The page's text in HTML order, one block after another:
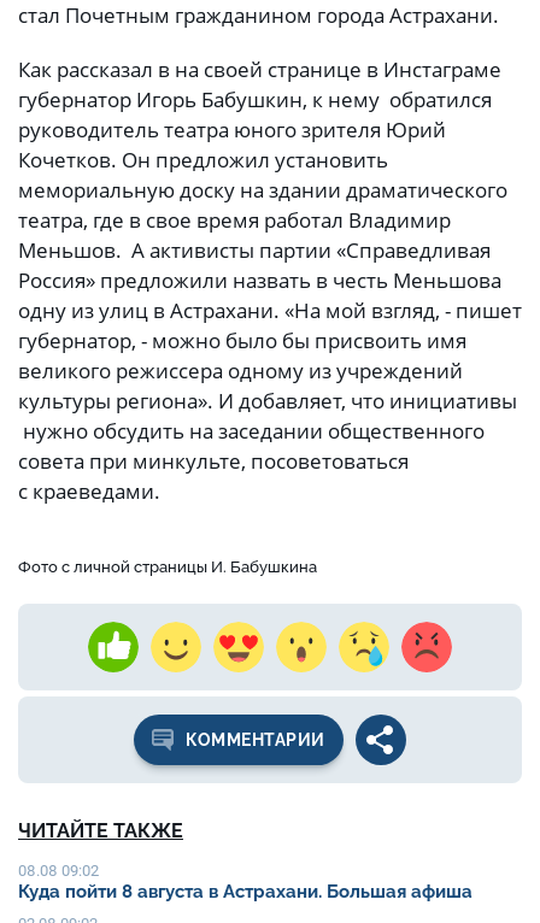
стал Почетным гражданином города Астрахани.
Как рассказал в на своей странице в Инстаграме
губернатор Игорь Бабушкин, к нему обратился
руководитель театра юного зрителя Юрий
Кочетков. Он предложил установить
мемориальную доску на здании драматического
театра, где в свое время работал Владимир
Меньшов. А активисты партии «Справедливая
Россия» предложили назвать в честь Меньшова
одну из улиц в Астрахани. «На мой взгляд, - пишет
губернатор, - можно было бы присвоить имя
великого режиссера одному из учреждений
культуры региона». И добавляет, что инициативы
нужно обсудить на заседании общественного
совета при минкульте, посоветоваться
с краеведами.
Фото с личной страницы И. Бабушкина
КОММЕНТАРИИ
ЧИТАЙТЕ ТАКЖЕ
08.08 09:02
Куда пойти 8 августа в Астрахани. Большая афиша